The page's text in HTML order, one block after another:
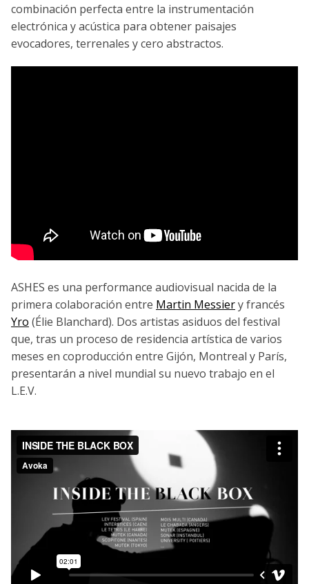
combinación perfecta entre la instrumentación
electrónica y acústica para obtener paisajes
evocadores, terrenales y cero abstractos.
ASHES es una performance audiovisual nacida de la
primera colaboración entre Martin Messiery francés
Yro (Élie Blanchard). Dos artistas asiduos del festival
que, tras un proceso de residencia artística de varios
meses en coproducción entre Gijón, Montreal y París,
presentarán a nivel mundial su nuevo trabajo en el
L.E.V.